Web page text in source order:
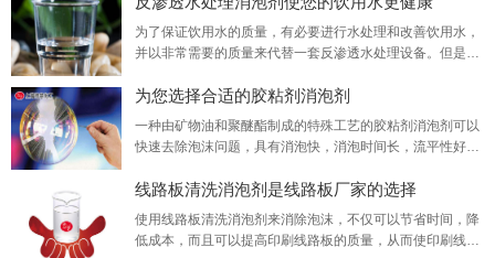
为了保证饮用水的质量，有必要进行水处理和改善饮用水，
并以非常需要的质量来代替一套反渗透水处理设备。但是，
率和处理后的水的质量，因此您可以通过添加一些反渗透水
处理消泡剂来帮助他们解决问题。
为您选择合适的胶粘剂消泡剂
一种由矿物油和聚醚酯制成的特殊工艺的胶粘剂消泡剂可以
快速去除泡沫问题，具有消泡快，消泡时间长，流平性好，
副作用等特性。
线路板清洗消泡剂是线路板厂家的选择
使用线路板清洗消泡剂来消除泡沫，不仅可以节省时间，降
低成本，而且可以提高印刷线路板的质量，从而使印刷线路